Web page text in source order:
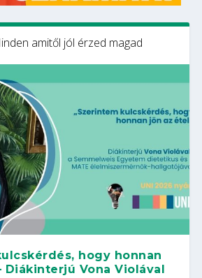
amitől jól érzed magad
hogy honnan
Diákinterjú Vona Violával